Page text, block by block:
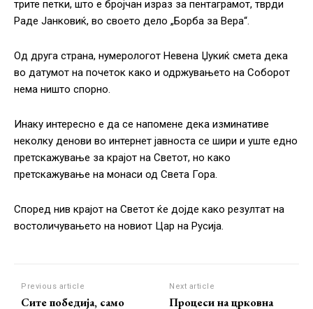
трите петки, што е бројчан израз за пентаграмот, тврди
Раде Јанковиќ, во своето дело „Борба за Вера“.
Од друга страна, нумерологот Невена Џукиќ смета дека
во датумот на почеток како и одржувањето на Соборот
нема ништо спорно.
Инаку интересно е да се напомене дека изминативе
неколку денови во интернет јавноста се шири и уште едно
претскажување за крајот на Светот, но како
претскажување на монаси од Света Гора.
Според нив крајот на Светот ќе дојде како резултат на
востоличувањето на новиот Цар на Русија.
Previous article
Сите победија, само
Next article
Процеси на црковна